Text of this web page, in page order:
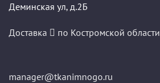
Деминская ул, д.2Б
Доставка по Костромской области
manager@tkanimnogo.ru